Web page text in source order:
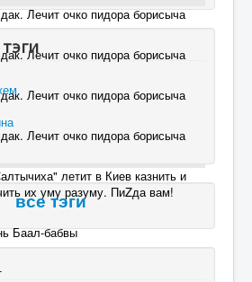
Лечит очко пидора борисыча
Лечит очко пидора борисыча
Лечит очко пидора борисыча
Лечит очко пидора борисыча
летит в Киев казнить и
их уму разуму. ПиZда вам!
Баал-бабвы
все тэги